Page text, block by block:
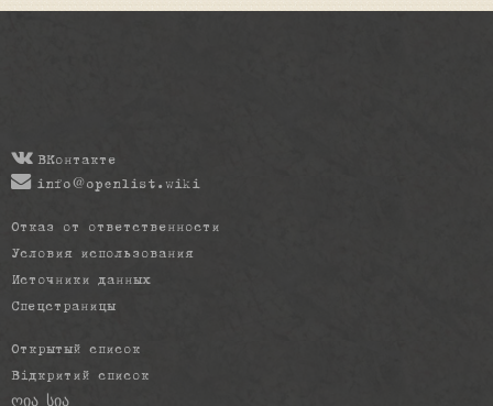
ВКонтакте
info@openlist.wiki
Отказ от ответственности
Условия использования
Источники данных
Спецстраницы
Открытый список
Відкритий список
ღია სია